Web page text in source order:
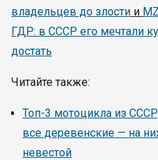
владельцев до злости и
ГДР: в СССР его мечтали
достать
Читайте также:
Топ-3 мотоцикла из
все деревенские — на
невестой